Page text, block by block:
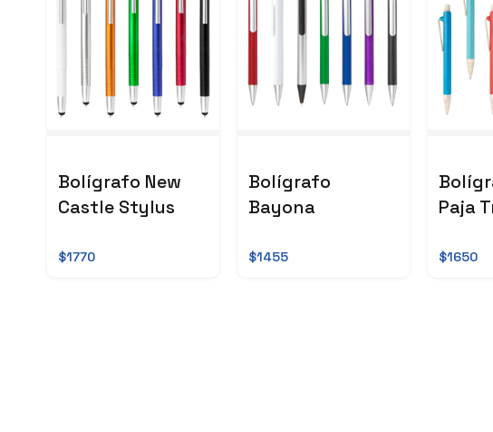
Bolígrafo New
Castle Stylus
$1770
Bolígrafo
Bayona
$1455
Paja
$1650